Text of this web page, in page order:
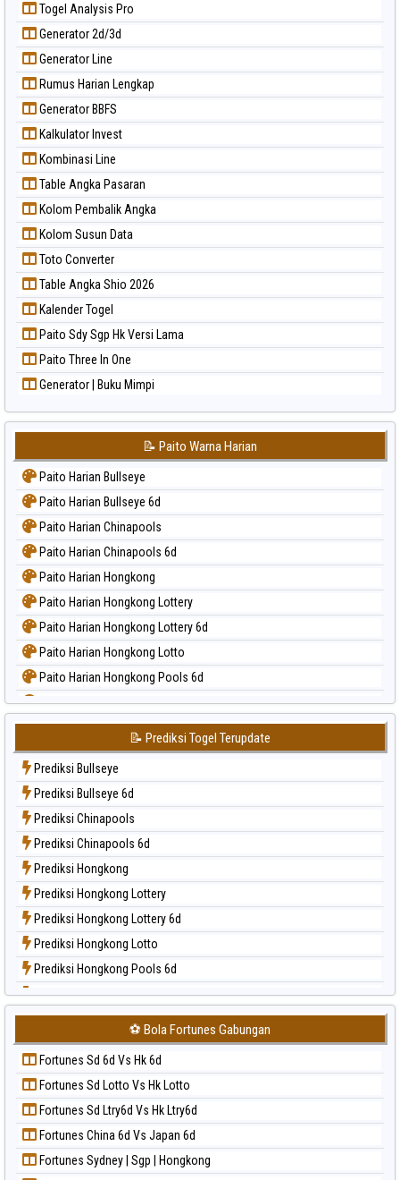
Togel Analysis Pro
Generator 2d/3d
Generator Line
Rumus Harian Lengkap
Generator BBFS
Kalkulator Invest
Kombinasi Line
Table Angka Pasaran
Kolom Pembalik Angka
Kolom Susun Data
Toto Converter
Table Angka Shio 2026
Kalender Togel
Paito Sdy Sgp Hk Versi Lama
Paito Three In One
Generator | Buku Mimpi
📝 Paito Warna Harian
Paito Harian Bullseye
Paito Harian Bullseye 6d
Paito Harian Chinapools
Paito Harian Chinapools 6d
Paito Harian Hongkong
Paito Harian Hongkong Lottery
Paito Harian Hongkong Lottery 6d
Paito Harian Hongkong Lotto
Paito Harian Hongkong Pools 6d
Paito Harian Japan
Paito Harian Japan 6d
Paito Harian Korea
Paito Harian Kuda Lari
Paito Harian Magnum Cambodia
Paito Harian Nagoya
Paito Harian New York Midday
Paito Harian North Carolina Day
Paito Harian Pcso
Paito Harian Pennsylvania Day
Paito Harian Sao Paulo
Paito Harian Singapore
Paito Harian Sydney
Paito Harian Sydney Lottery
Paito Harian Sydney Lottery 6d
Paito Harian Sydney Lotto
Paito Harian Sydney Pools 6d
Paito Harian Taipei
Paito Harian Taiwan
📝 Prediksi Togel Terupdate
Prediksi Bullseye
Prediksi Bullseye 6d
Prediksi Chinapools
Prediksi Chinapools 6d
Prediksi Hongkong
Prediksi Hongkong Lottery
Prediksi Hongkong Lottery 6d
Prediksi Hongkong Lotto
Prediksi Hongkong Pools 6d
Prediksi Japan
Prediksi Japan 6d
Prediksi Korea
Prediksi Kuda Lari
Prediksi Magnum Cambodia
Prediksi Nagoya
Prediksi North Carolina Day
Prediksi Pcso
⚽ Bola Fortunes Gabungan
Fortunes Sd 6d Vs Hk 6d
Fortunes Sd Lotto Vs Hk Lotto
Fortunes Sd Ltry6d Vs Hk Ltry6d
Fortunes China 6d Vs Japan 6d
Fortunes Sydney | Sgp | Hongkong